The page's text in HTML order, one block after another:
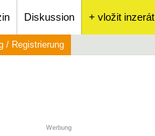
Diskussion + vložit inzerát
/ Registrierung
Werbung